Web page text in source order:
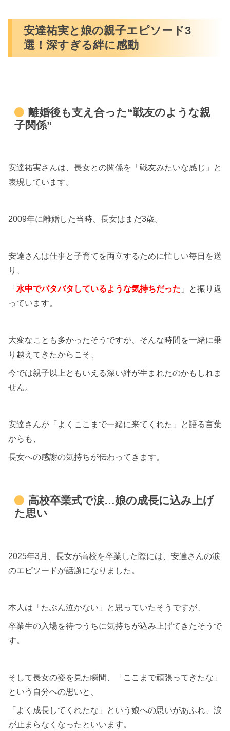
安達祐実と娘の親子エピソード3
選！深すぎる絆に感動
離婚後も支え合った“戦友のような親
子関係”
安達祐実さんは、長女との関係を「戦友みたいな感じ」と
表現しています。
2009年に離婚した当時、長女はまだ3歳。
安達さんは仕事と子育てを両立するために忙しい毎日を送
り、
「 水中でバタバタしているような気持ちだった 」と振り返
っています。
大変なことも多かったそうですが、そんな時間を一緒に乗
り越えてきたからこそ、
今では親子以上ともいえる深い絆が生まれたのかもしれま
せん。
安達さんが「よくここまで一緒に来てくれた」と語る言葉
からも、
長女への感謝の気持ちが伝わってきます。
高校卒業式で涙…娘の成長に込み上げ
た思い
2025年3月、長女が高校を卒業した際には、安達さんの涙
のエピソードが話題になりました。
本人は「たぶん泣かない」と思っていたそうですが、
卒業生の入場を待つうちに気持ちが込み上げてきたそうで
す。
そして長女の姿を見た瞬間、「ここまで頑張ってきたな」
という自分への思いと、
「よく成長してくれたな」という娘への思いがあふれ、涙
が止まらなくなったといいます。